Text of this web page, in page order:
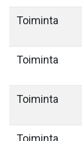
Toiminta
Toiminta
Toiminta
Toiminta